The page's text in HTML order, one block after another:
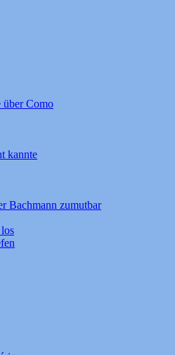
über Como
kannte
Bachmann zumutbar